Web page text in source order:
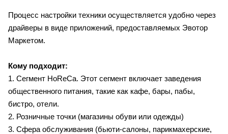
Процесс настройки техники осуществляется удобно через
драйверы в виде приложений, предоставляемых Эвотор
Маркетом.
Кому подходит:
1. Сегмент HoReCa. Этот сегмент включает заведения
общественного питания, такие как кафе, бары, пабы,
бистро, отели.
2. Розничные точки (магазины обуви или одежды)
3. Сфера обслуживания (бьюти-салоны, парикмахерские,